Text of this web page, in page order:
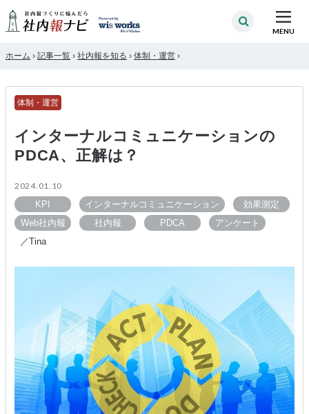
MENU
ホーム › 記事一覧 › 社内報を知る › 体制・運営 ›
体制・運営
インターナルコミュニケーションの
PDCA、正解は？
2024.01.10
KPI
インターナルコミュニケーション
効果測定
Web社内報
社内報 PDCA
アンケート
／Tina